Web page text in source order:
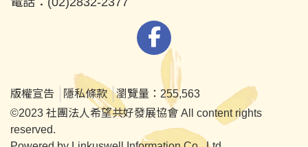
版權宣告 隱私條款
瀏覽量：255,563
©2023 社團法人希望共好發展協會 All content rights
reserved.